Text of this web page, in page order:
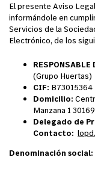
El presente Aviso
informándole en
Servicios de la
Electrónico, de los
(Grupo Huertas)
CIF: B73015364
Domicilio:
Manzana 1
Delegado de
Contacto:
Denominación social: